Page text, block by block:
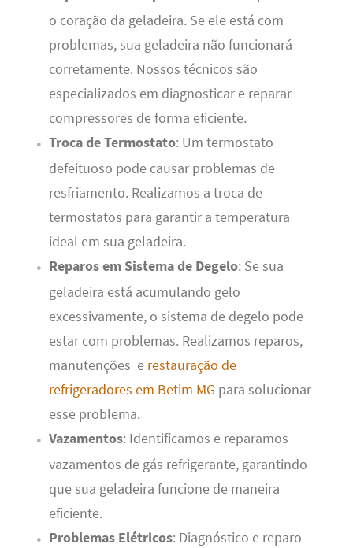
o coração da geladeira. Se ele está com
problemas, sua geladeira não funcionará
corretamente. Nossos técnicos são
especializados em diagnosticar e reparar
compressores de forma eficiente.
Troca de Termostato: Um termostato
defeituoso pode causar problemas de
resfriamento. Realizamos a troca de
termostatos para garantir a temperatura
ideal em sua geladeira.
Reparos em Sistema de Degelo: Se sua
geladeira está acumulando gelo
excessivamente, o sistema de degelo pode
estar com problemas. Realizamos reparos,
manutenções e restauração de
refrigeradores em Betim MG para solucionar
esse problema.
Vazamentos: Identificamos e reparamos
vazamentos de gás refrigerante, garantindo
que sua geladeira funcione de maneira
eficiente.
Problemas Elétricos: Diagnóstico e reparo